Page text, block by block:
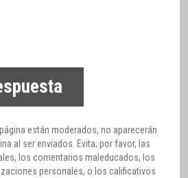
están moderados, no aparecerán
al ser enviados. Evita, por favor, las
los comentarios maleducados, los
personales, o los calificativos